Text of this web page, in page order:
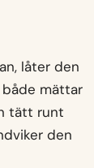
låter den
mättar
tätt runt
den